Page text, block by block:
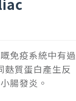
免疫系統中有過
麩質蛋白產生反
腸發炎。